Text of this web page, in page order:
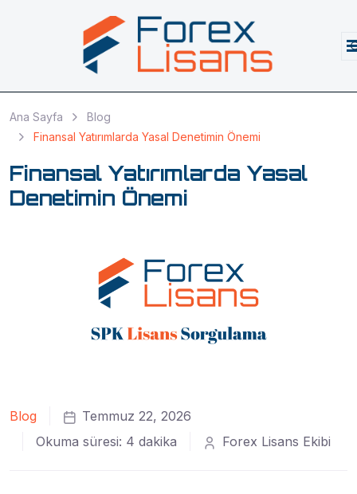
Ana Sayfa
Blog
Finansal Yatırımlarda Yasal Denetimin Önemi
Finansal Yatırımlarda Yasal
Denetimin Önemi
Blog
Temmuz 22, 2026
Okuma süresi: 4 dakika
Forex Lisans Ekibi